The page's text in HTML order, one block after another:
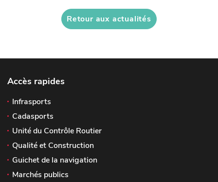
Retour aux actualités
Accès rapides
Infrasports
Cadasports
Unité du Contrôle Routier
Qualité et Construction
Guichet de la navigation
Marchés publics